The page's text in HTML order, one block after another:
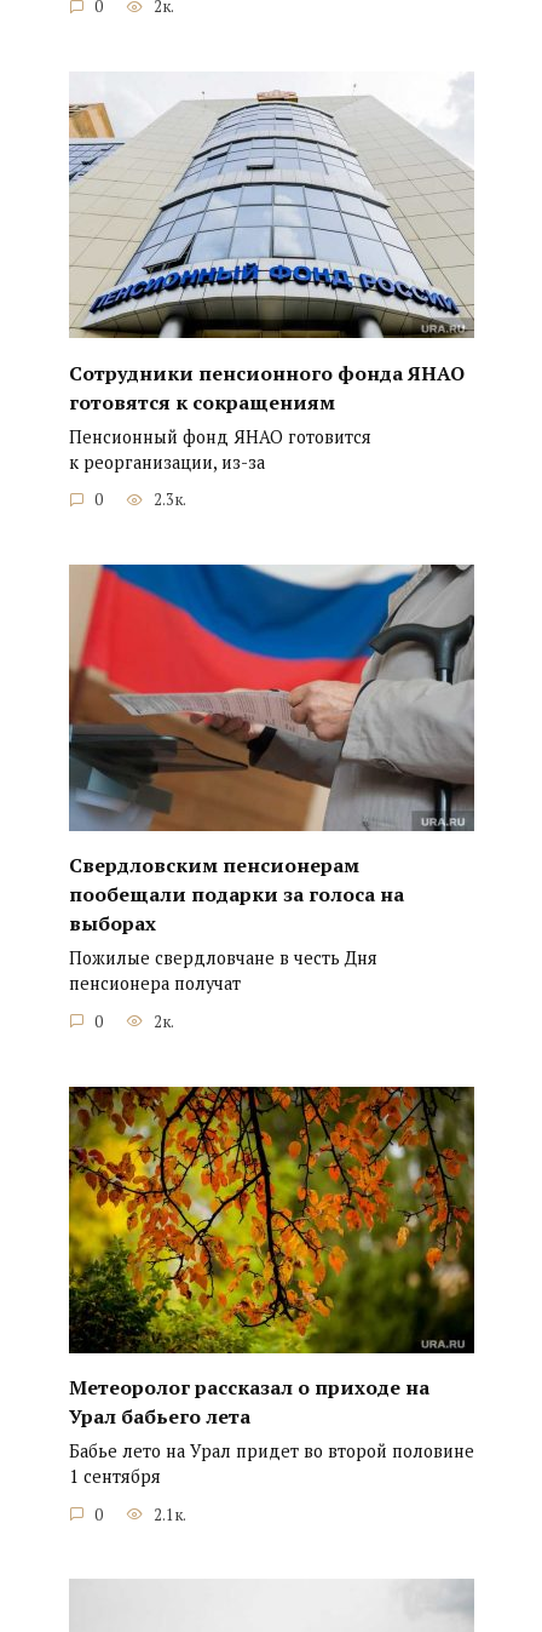
0 2к.
Сотрудники пенсионного фонда ЯНАО
готовятся к сокращениям
Пенсионный фонд ЯНАО готовится
к реорганизации, из-за
0 2.3к.
Свердловским пенсионерам
пообещали подарки за голоса на
выборах
Пожилые свердловчане в честь Дня
пенсионера получат
0 2к.
Метеоролог рассказал о приходе на
Урал бабьего лета
Бабье лето на Урал придет во второй половине
1 сентября
0 2.1к.